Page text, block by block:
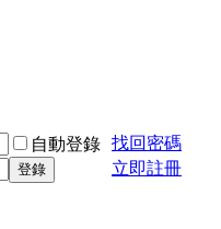
自動登錄 找回密碼
登錄 立即註冊